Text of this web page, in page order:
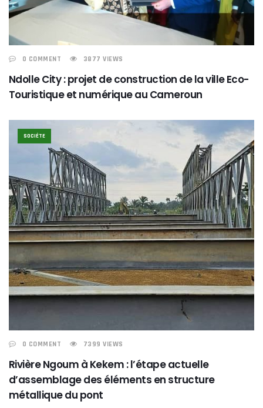
0 COMMENT 3877 VIEWS
Ndolle City : projet de construction de la ville Eco-
Touristique et numérique au Cameroun
SOCIÉTE
0 COMMENT 7399 VIEWS
Rivière Ngoum à Kekem : l’étape actuelle
d’assemblage des éléments en structure
métallique du pont